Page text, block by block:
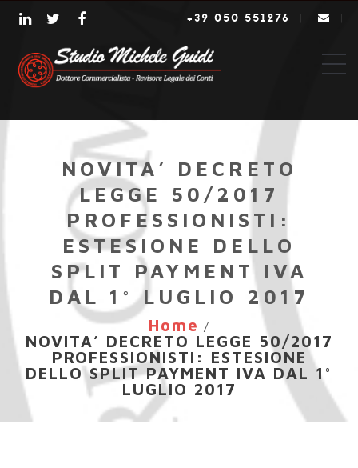
+39 050 551276 |
NOVITA’ DECRETO
LEGGE 50/2017
PROFESSIONISTI:
ESTESIONE DELLO
SPLIT PAYMENT IVA
DAL 1° LUGLIO 2017
Home /
NOVITA’ DECRETO LEGGE 50/2017
PROFESSIONISTI: ESTESIONE
DELLO SPLIT PAYMENT IVA DAL 1°
LUGLIO 2017